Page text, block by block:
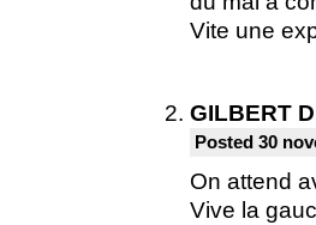
Vite une
GILBERT
Posted 30
On attend
Vive la